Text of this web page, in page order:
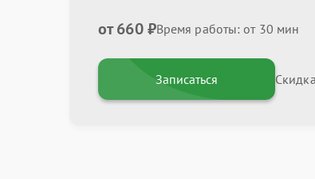
от 660 ₽Время работы: от 30 мин
Записаться